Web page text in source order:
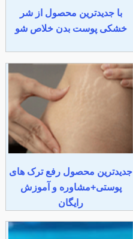
با جدیدترین محصول از شر
خشکی پوست بدن خلاص شو
جدیدترین محصول رفع ترک های
پوستی+مشاوره و آموزش
رایگان